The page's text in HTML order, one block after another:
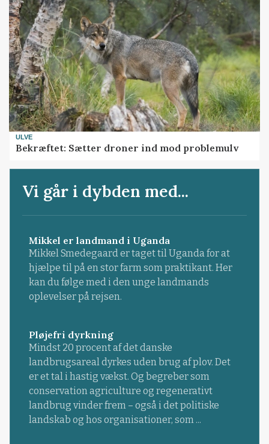
ULVE
Bekræftet: Sætter droner ind mod problemulv
Vi går i dybden med...
Mikkel er landmand i Uganda
Mikkel Smedegaard er taget til Uganda for at
hjælpe til på en stor farm som praktikant. Her
kan du følge med i den unge landmands
oplevelser på rejsen.
Pløjefri dyrkning
Mindst 20 procent af det danske
landbrugsareal dyrkes uden brug af plov. Det
er et tal i hastig vækst. Og begreber som
conservation agriculture og regenerativt
landbrug vinder frem – også i det politiske
landskab og hos organisationer, som ...